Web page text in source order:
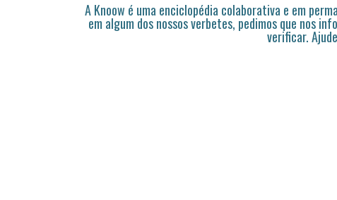
A Knoow é uma enciclopédia colaborativa e em
em algum dos nossos verbetes, pedimos que nos
verificar.